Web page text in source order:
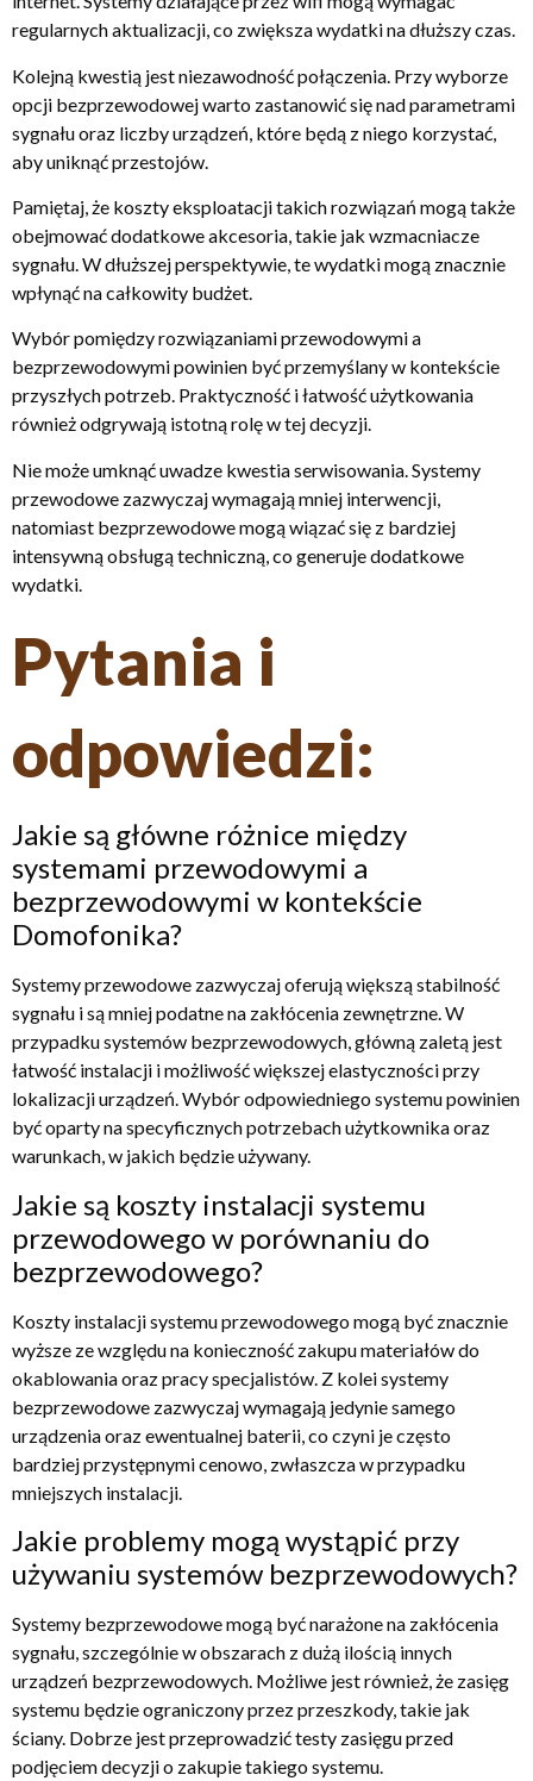
regularnych aktualizacji, co zwiększa wydatki na dłuższy czas.
Kolejną kwestią jest niezawodność połączenia. Przy wyborze
opcji bezprzewodowej warto zastanowić się nad parametrami
sygnału oraz liczby urządzeń, które będą z niego korzystać,
aby uniknąć przestojów.
Pamiętaj, że koszty eksploatacji takich rozwiązań mogą także
obejmować dodatkowe akcesoria, takie jak wzmacniacze
sygnału. W dłuższej perspektywie, te wydatki mogą znacznie
wpłynąć na całkowity budżet.
Wybór pomiędzy rozwiązaniami przewodowymi a
bezprzewodowymi powinien być przemyślany w kontekście
przyszłych potrzeb. Praktyczność i łatwość użytkowania
również odgrywają istotną rolę w tej decyzji.
Nie może umknąć uwadze kwestia serwisowania. Systemy
przewodowe zazwyczaj wymagają mniej interwencji,
natomiast bezprzewodowe mogą wiązać się z bardziej
intensywną obsługą techniczną, co generuje dodatkowe
wydatki.
Pytania i
odpowiedzi:
Jakie są główne różnice między
systemami przewodowymi a
bezprzewodowymi w kontekście
Domofonika?
Systemy przewodowe zazwyczaj oferują większą stabilność
sygnału i są mniej podatne na zakłócenia zewnętrzne. W
przypadku systemów bezprzewodowych, główną zaletą jest
łatwość instalacji i możliwość większej elastyczności przy
lokalizacji urządzeń. Wybór odpowiedniego systemu powinien
być oparty na specyficznych potrzebach użytkownika oraz
warunkach, w jakich będzie używany.
Jakie są koszty instalacji systemu
przewodowego w porównaniu do
bezprzewodowego?
Koszty instalacji systemu przewodowego mogą być znacznie
wyższe ze względu na konieczność zakupu materiałów do
okablowania oraz pracy specjalistów. Z kolei systemy
bezprzewodowe zazwyczaj wymagają jedynie samego
urządzenia oraz ewentualnej baterii, co czyni je często
bardziej przystępnymi cenowo, zwłaszcza w przypadku
mniejszych instalacji.
Jakie problemy mogą wystąpić przy
używaniu systemów bezprzewodowych?
Systemy bezprzewodowe mogą być narażone na zakłócenia
sygnału, szczególnie w obszarach z dużą ilością innych
urządzeń bezprzewodowych. Możliwe jest również, że zasięg
systemu będzie ograniczony przez przeszkody, takie jak
ściany. Dobrze jest przeprowadzić testy zasięgu przed
podjęciem decyzji o zakupie takiego systemu.